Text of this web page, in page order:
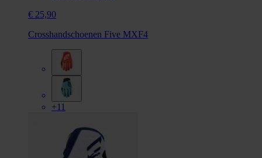
€ 25,90
Crosshandschoenen Five MXF4
+11